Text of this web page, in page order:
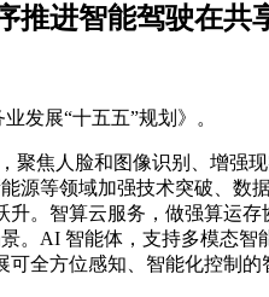
进智能驾驶在共
发展“十五五”规划》。
焦人脸和图像识别、增
源等领域加强技术突破、
。智算云服务，做强算运
。AI 智能体，支持多模态
全方位感知、智能化控制